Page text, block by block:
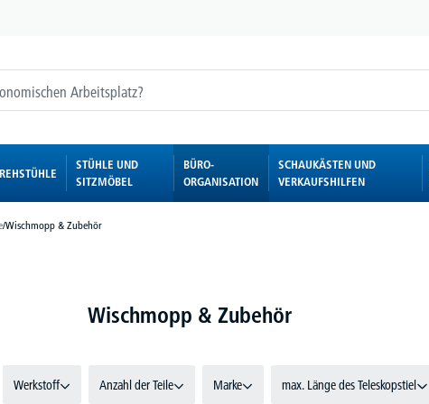
STÜHLE UND
SITZMÖBEL
BÜRO-
ORGANISATION
SCHAUKÄSTEN UND
VERKAUFSHILFEN
/Wischmopp & Zubehör
Wischmopp & Zubehör
Werkstoff Anzahl der Teile Marke max. Länge des Teleskopstiel